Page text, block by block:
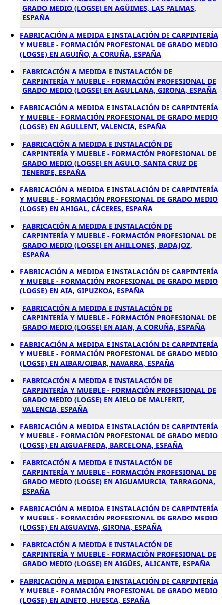
GRADO MEDIO (LOGSE) EN AGÜIMES, LAS PALMAS,
ESPAÑA
FABRICACIÓN A MEDIDA E INSTALACIÓN DE CARPINTERÍA
Y MUEBLE - FORMACIÓN PROFESIONAL DE GRADO MEDIO
(LOGSE) EN AGUIÑO, A CORUÑA, ESPAÑA
FABRICACIÓN A MEDIDA E INSTALACIÓN DE
CARPINTERÍA Y MUEBLE - FORMACIÓN PROFESIONAL DE
GRADO MEDIO (LOGSE) EN AGULLANA, GIRONA, ESPAÑA
FABRICACIÓN A MEDIDA E INSTALACIÓN DE CARPINTERÍA
Y MUEBLE - FORMACIÓN PROFESIONAL DE GRADO MEDIO
(LOGSE) EN AGULLENT, VALENCIA, ESPAÑA
FABRICACIÓN A MEDIDA E INSTALACIÓN DE
CARPINTERÍA Y MUEBLE - FORMACIÓN PROFESIONAL DE
GRADO MEDIO (LOGSE) EN AGULO, SANTA CRUZ DE
TENERIFE, ESPAÑA
FABRICACIÓN A MEDIDA E INSTALACIÓN DE CARPINTERÍA
Y MUEBLE - FORMACIÓN PROFESIONAL DE GRADO MEDIO
(LOGSE) EN AHIGAL, CÁCERES, ESPAÑA
FABRICACIÓN A MEDIDA E INSTALACIÓN DE
CARPINTERÍA Y MUEBLE - FORMACIÓN PROFESIONAL DE
GRADO MEDIO (LOGSE) EN AHILLONES, BADAJOZ,
ESPAÑA
FABRICACIÓN A MEDIDA E INSTALACIÓN DE CARPINTERÍA
Y MUEBLE - FORMACIÓN PROFESIONAL DE GRADO MEDIO
(LOGSE) EN AIA, GIPUZKOA, ESPAÑA
FABRICACIÓN A MEDIDA E INSTALACIÓN DE
CARPINTERÍA Y MUEBLE - FORMACIÓN PROFESIONAL DE
GRADO MEDIO (LOGSE) EN AIAN, A CORUÑA, ESPAÑA
FABRICACIÓN A MEDIDA E INSTALACIÓN DE CARPINTERÍA
Y MUEBLE - FORMACIÓN PROFESIONAL DE GRADO MEDIO
(LOGSE) EN AIBAR/OIBAR, NAVARRA, ESPAÑA
FABRICACIÓN A MEDIDA E INSTALACIÓN DE
CARPINTERÍA Y MUEBLE - FORMACIÓN PROFESIONAL DE
GRADO MEDIO (LOGSE) EN AIELO DE MALFERIT,
VALENCIA, ESPAÑA
FABRICACIÓN A MEDIDA E INSTALACIÓN DE CARPINTERÍA
Y MUEBLE - FORMACIÓN PROFESIONAL DE GRADO MEDIO
(LOGSE) EN AIGUAFREDA, BARCELONA, ESPAÑA
FABRICACIÓN A MEDIDA E INSTALACIÓN DE
CARPINTERÍA Y MUEBLE - FORMACIÓN PROFESIONAL DE
GRADO MEDIO (LOGSE) EN AIGUAMURCIA, TARRAGONA,
ESPAÑA
FABRICACIÓN A MEDIDA E INSTALACIÓN DE CARPINTERÍA
Y MUEBLE - FORMACIÓN PROFESIONAL DE GRADO MEDIO
(LOGSE) EN AIGUAVIVA, GIRONA, ESPAÑA
FABRICACIÓN A MEDIDA E INSTALACIÓN DE
CARPINTERÍA Y MUEBLE - FORMACIÓN PROFESIONAL DE
GRADO MEDIO (LOGSE) EN AIGÜES, ALICANTE, ESPAÑA
FABRICACIÓN A MEDIDA E INSTALACIÓN DE CARPINTERÍA
Y MUEBLE - FORMACIÓN PROFESIONAL DE GRADO MEDIO
(LOGSE) EN AINETO, HUESCA, ESPAÑA